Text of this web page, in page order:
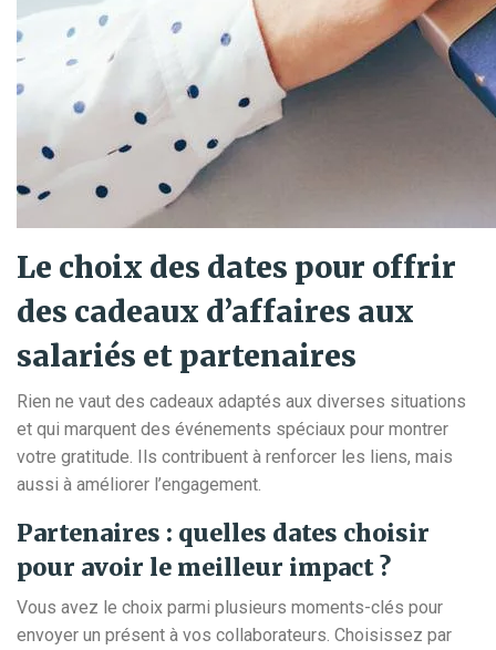
Le choix des dates pour offrir
des cadeaux d’affaires aux
salariés et partenaires
Rien ne vaut des cadeaux adaptés aux diverses situations
et qui marquent des événements spéciaux pour montrer
votre gratitude. Ils contribuent à renforcer les liens, mais
aussi à améliorer l’engagement.
Partenaires : quelles dates choisir
pour avoir le meilleur impact ?
Vous avez le choix parmi plusieurs moments-clés pour
envoyer un présent à vos collaborateurs. Choisissez par